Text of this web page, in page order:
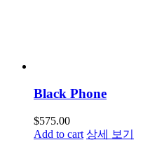
Black Phone
$575.00
Add to cart 상세 보기